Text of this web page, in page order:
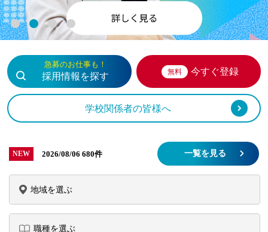
1 2 3
急募のお仕事も！
採用情報を探す 無料 今すぐ登録
学校関係者の皆様へ
NEW 2026/08/06 680件 一覧を見る